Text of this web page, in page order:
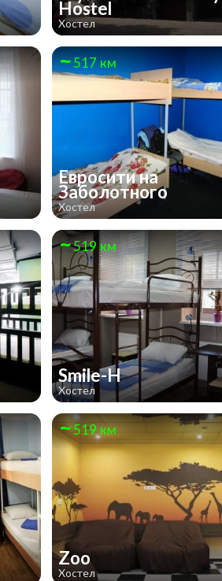
Hostel
Хостел
517 км
Евросити на
Заболотного
Хостел
519 км
Smile-H
Хостел
519 км
Zoo
Хостел